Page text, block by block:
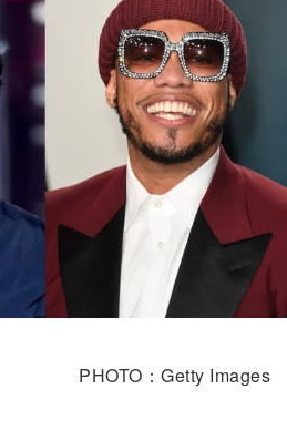
PHOTO：Getty Images